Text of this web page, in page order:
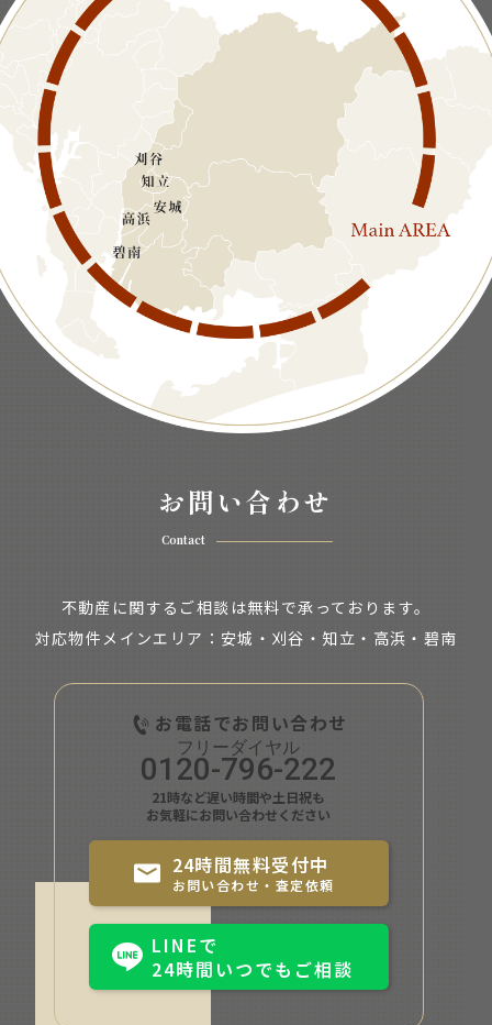
お問い合わせ
Contact
不動産に関するご相談は無料で承っております。
対応物件メインエリア：安城・刈谷・知立・ 高浜・碧南
お電話でお問い合わせ
0120-796-222
21時など遅い時間や土日祝も
お気軽にお問い合わせください
24時間無料受付中
お問い合わせ・査定依頼
LINEで
24時間いつでもご相談